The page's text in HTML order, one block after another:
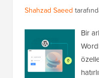
Shahzad Saeed
Bir